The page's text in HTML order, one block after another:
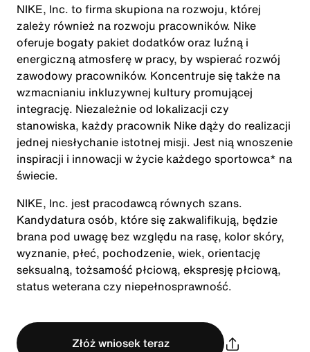
NIKE, Inc. to firma skupiona na rozwoju, której
zależy również na rozwoju pracowników. Nike
oferuje bogaty pakiet dodatków oraz luźną i
energiczną atmosferę w pracy, by wspierać rozwój
zawodowy pracowników. Koncentruje się także na
wzmacnianiu inkluzywnej kultury promującej
integrację. Niezależnie od lokalizacji czy
stanowiska, każdy pracownik Nike dąży do realizacji
jednej niesłychanie istotnej misji. Jest nią wnoszenie
inspiracji i innowacji w życie każdego sportowca* na
świecie.
NIKE, Inc. jest pracodawcą równych szans.
Kandydatura osób, które się zakwalifikują, będzie
brana pod uwagę bez względu na rasę, kolor skóry,
wyznanie, płeć, pochodzenie, wiek, orientację
seksualną, tożsamość płciową, ekspresję płciową,
status weterana czy niepełnosprawność.
Złóż wniosek teraz